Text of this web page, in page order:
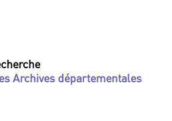
Archives départementales